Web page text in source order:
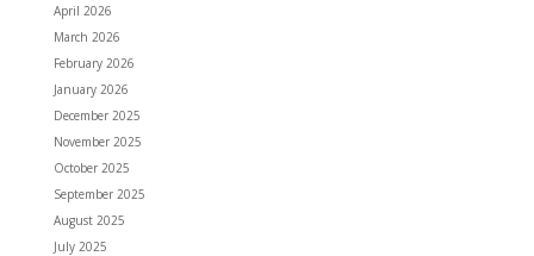
April 2026
March 2026
February 2026
January 2026
December 2025
November 2025
October 2025
September 2025
August 2025
July 2025